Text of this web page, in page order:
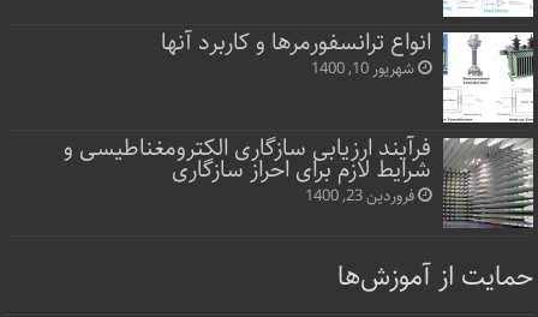
انواع ترانسفورمرها و کاربرد آنها
شهریور 10, 1400
فرآیند ارزیابی سازگاری الکترومغناطیسی و
شرایط لازم برای احراز سازگاری
فروردین 23, 1400
حمایت از آموزش‌ها